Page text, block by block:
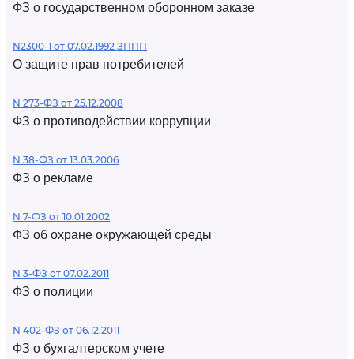
ФЗ о государственном оборонном заказе
N2300-1 от 07.02.1992 ЗППП
О защите прав потребителей
N 273-ФЗ от 25.12.2008
ФЗ о противодействии коррупции
N 38-ФЗ от 13.03.2006
ФЗ о рекламе
N 7-ФЗ от 10.01.2002
ФЗ об охране окружающей среды
N 3-ФЗ от 07.02.2011
ФЗ о полиции
N 402-ФЗ от 06.12.2011
ФЗ о бухгалтерском учете